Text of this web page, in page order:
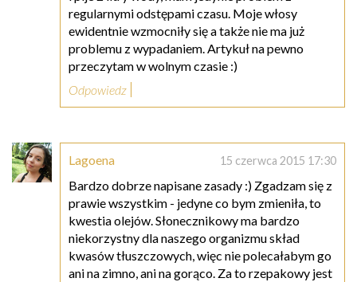
regularnymi odstępami czasu. Moje włosy
ewidentnie wzmocniły się a także nie ma już
problemu z wypadaniem. Artykuł na pewno
przeczytam w wolnym czasie :)
Odpowiedz
Lagoena 15 czerwca 2015 17:30
Bardzo dobrze napisane zasady :) Zgadzam się z
prawie wszystkim - jedyne co bym zmieniła, to
kwestia olejów. Słonecznikowy ma bardzo
niekorzystny dla naszego organizmu skład
kwasów tłuszczowych, więc nie polecałabym go
ani na zimno, ani na gorąco. Za to rzepakowy jest